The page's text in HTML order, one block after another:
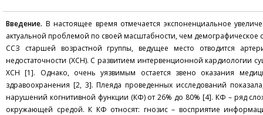
Введение. В настоящее время отмечается экспоненциальное
актуальной проблемой по своей масштабности, чем демографическое
ССЗ старшей возрастной группы, ведущее место отводится
недостаточности (ХСН). С развитием интервенционной кардиологии
ХСН [1]. Однако, очень уязвимым остается звено оказания
здравоохранения [2, 3]. Плеяда проведенных исследований
нарушений когнитивной функции (КФ) от 26% до 80% [4]. КФ – ряд
окружающей средой. К КФ относят: гнозис – восприятие